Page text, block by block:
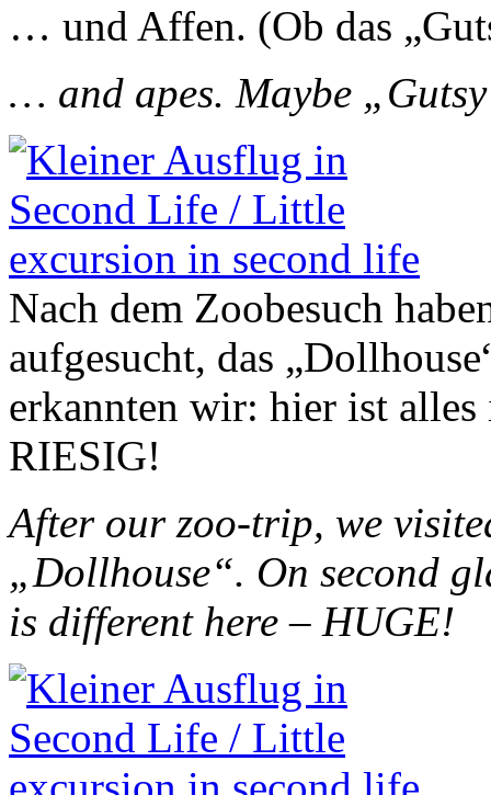
… und Affen. (Ob das
… and apes. Maybe
Nach dem Zoobesuch
aufgesucht, das
erkannten wir: hier ist
RIESIG!
After our zoo-trip, we
„Dollhouse“. On second
is different here – HUGE!